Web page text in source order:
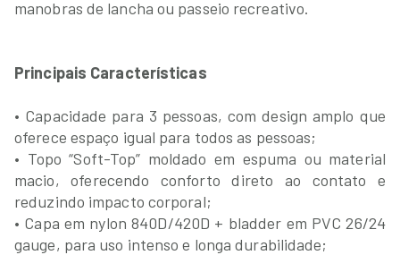
manobras de lancha ou passeio recreativo.
Principais Características
• Capacidade para 3 pessoas, com design amplo que
oferece espaço igual para todos as pessoas;
• Topo “Soft-Top” moldado em espuma ou material
macio, oferecendo conforto direto ao contato e
reduzindo impacto corporal;
• Capa em nylon 840D/420D + bladder em PVC 26/24
gauge, para uso intenso e longa durabilidade;